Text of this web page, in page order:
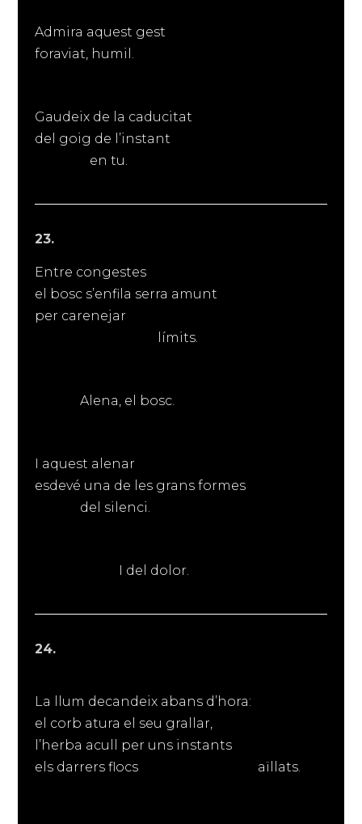
Admira aquest gest
foraviat, humil.
Gaudeix de la caducitat
del goig de l’instant
en tu.
23.
Entre congestes
el bosc s’enfila serra amunt
per carenejar
límits.
Alena, el bosc.
I aquest alenar
esdevé una de les grans formes
del silenci.
I del dolor.
24.
La llum decandeix abans d’hora:
el corb atura el seu grallar,
l’herba acull per uns instants
els darrers flocs aïllats.